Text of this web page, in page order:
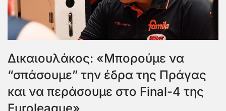
Δικαιουλάκος: «Μπορούμε να
“σπάσουμε” την έδρα της Πράγας
και να περάσουμε στο Final-4 της